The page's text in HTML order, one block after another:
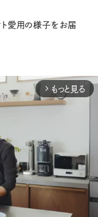
愛用の様子をお届
arrow_forward_ios もっと見る